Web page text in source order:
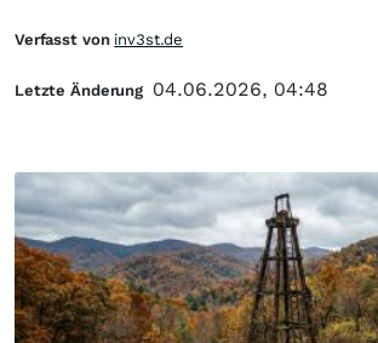
Verfasst von inv3st.de
Letzte Änderung 04.06.2026, 04:48